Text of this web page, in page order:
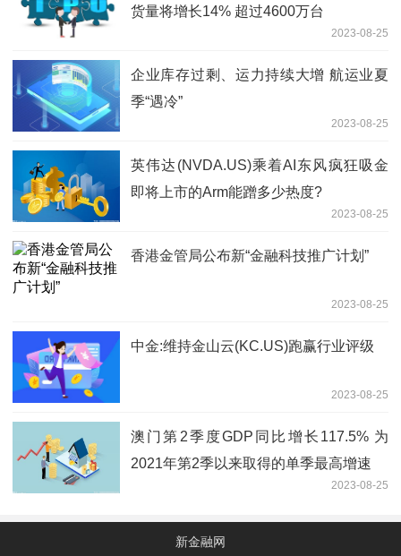
货量将增长14% 超过4600万台
2023-08-25
企业库存过剩、运力持续大增 航运业夏
季“遇冷”
2023-08-25
英伟达(NVDA.US)乘着AI东风疯狂吸金
即将上市的Arm能蹭多少热度?
2023-08-25
香港金管局公布新“金融科技推广计划”
2023-08-25
中金:维持金山云(KC.US)跑赢行业评级
2023-08-25
澳门第2季度GDP同比增长117.5% 为
2021年第2季以来取得的单季最高增速
2023-08-25
新金融网